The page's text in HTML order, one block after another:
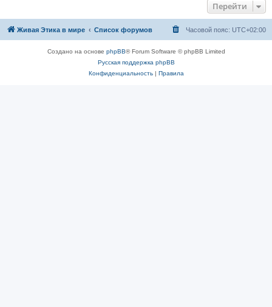
Перейти
Живая Этика в мире Список форумов Часовой пояс: UTC+02:00
Создано на основе phpBB® Forum Software © phpBB Limited
Русская поддержка phpBB
Конфиденциальность| Правила